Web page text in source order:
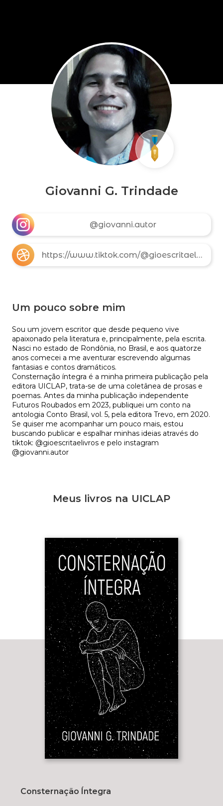
Giovanni G. Trindade
@giovanni.autor
https://www.tiktok.com/@gioescritaelivros?is_from_webapp=1&sender_device=pc
Um pouco sobre mim
Sou um jovem escritor que desde pequeno vive
apaixonado pela literatura e, principalmente, pela escrita.
Nasci no estado de Rondônia, no Brasil, e aos quatorze
anos comecei a me aventurar escrevendo algumas
fantasias e contos dramáticos.
Consternação íntegra é a minha primeira publicação pela
editora UICLAP, trata-se de uma coletânea de prosas e
poemas. Antes da minha publicação independente
Futuros Roubados em 2023, publiquei um conto na
antologia Conto Brasil, vol. 5, pela editora Trevo, em 2020.
Se quiser me acompanhar um pouco mais, estou
buscando publicar e espalhar minhas ideias através do
tiktok: @gioescritaelivros e pelo instagram
@giovanni.autor
Meus livros na UICLAP
Consternação Íntegra